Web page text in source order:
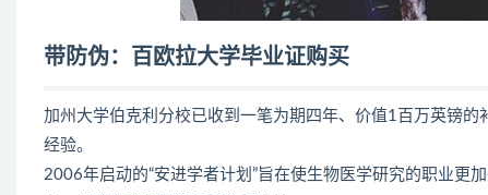
带防伪：百欧拉大学毕业证购买
加州大学伯克利分校已收到一笔为期四年、价值1百万英镑
经验。
2006年启动的“安进学者计划”旨在使生物医学研究的职业更